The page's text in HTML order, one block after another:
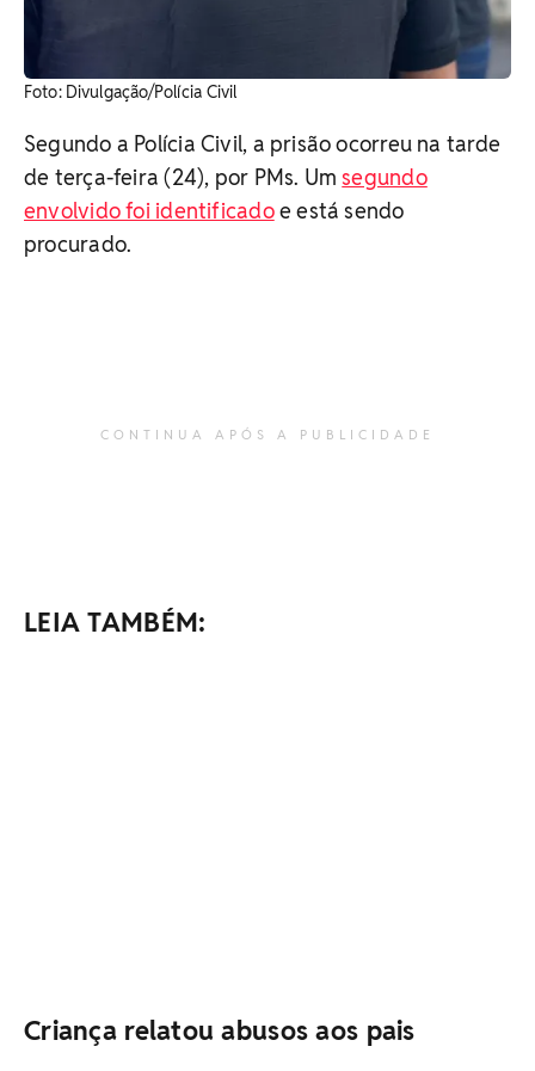
Foto: Divulgação/Polícia Civil
Segundo a Polícia Civil, a prisão ocorreu na tarde
de terça-feira (24), por PMs. Umsegundo
envolvido foi identificadoe está sendo
procurado.
CONTINUA APÓS A PUBLICIDADE
LEIA TAMBÉM:
Criança relatou abusos aos pais